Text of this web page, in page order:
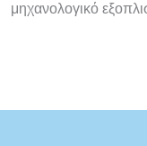
μηχανολογικό